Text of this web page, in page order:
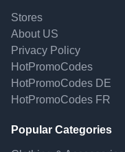
Stores
About US
Privacy Policy
HotPromoCodes
HotPromoCodes DE
HotPromoCodes FR
Popular Categories